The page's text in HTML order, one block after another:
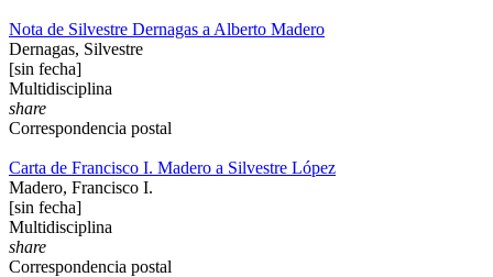
Nota de Silvestre Dernagas a Alberto Madero
Dernagas, Silvestre
[sin fecha]
Multidisciplina
share
Correspondencia postal
Carta de Francisco I. Madero a Silvestre López
Madero, Francisco I.
[sin fecha]
Multidisciplina
share
Correspondencia postal